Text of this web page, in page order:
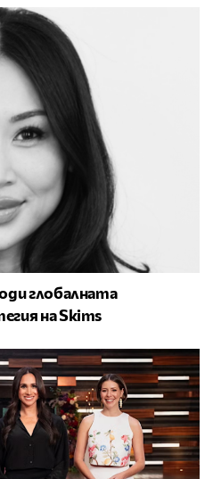
глобалната
на Skims